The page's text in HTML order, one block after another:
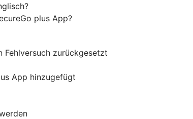
plus App?
Fehlversuch zurückgesetzt
App hinzugefügt